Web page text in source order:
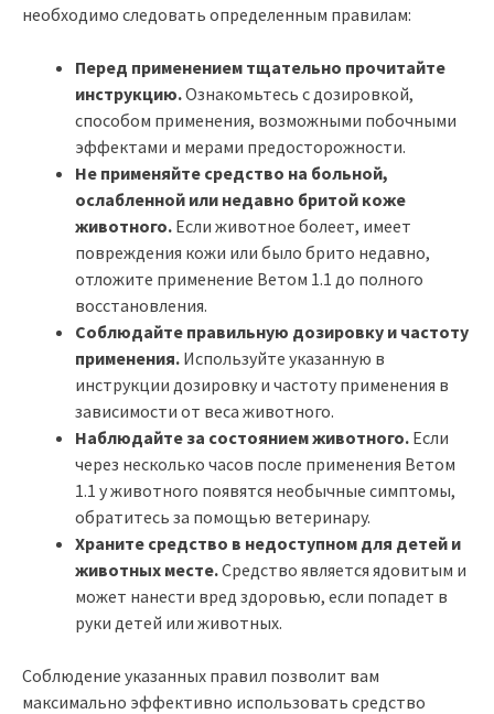
необходимо следовать определенным правилам:
Перед применением тщательно прочитайте
инструкцию.Ознакомьтесь с дозировкой,
способом применения, возможными побочными
эффектами и мерами предосторожности.
Не применяйте средство на больной,
ослабленной или недавно бритой коже
животного. Если животное болеет, имеет
повреждения кожи или было брито недавно,
отложите применение Ветом 1.1 до полного
восстановления.
Соблюдайте правильную дозировку и частоту
применения. Используйте указанную в
инструкции дозировку и частоту применения в
зависимости от веса животного.
Наблюдайте за состоянием животного. Если
через несколько часов после применения Ветом
1.1 у животного появятся необычные симптомы,
обратитесь за помощью ветеринару.
Храните средство в недоступном для детей и
животных месте.Средство является ядовитым и
может нанести вред здоровью, если попадет в
руки детей или животных.
Соблюдение указанных правил позволит вам
максимально эффективно использовать средство